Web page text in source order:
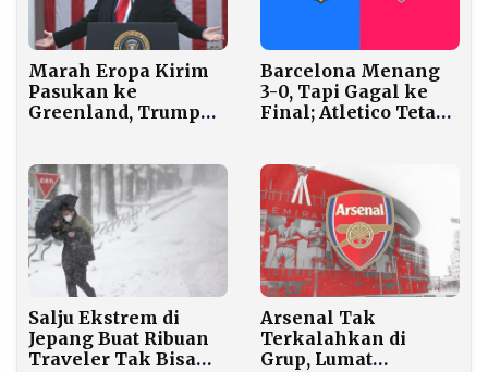
Marah Eropa Kirim
Pasukan ke
Greenland, Trump
Negara
Barcelona Menang
3-0, Tapi Gagal ke
Final; Atletico Tetap
Salju Ekstrem di
Jepang Buat Ribuan
Traveler Tak Bisa
Arsenal Tak
Terkalahkan di
Grup, Lumat